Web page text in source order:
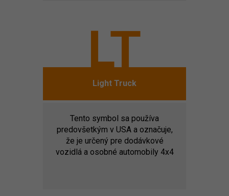
LT
Light Truck
Tento symbol sa používa
predovšetkým v USA a označuje,
že je určený pre dodávkové
vozidlá a osobné automobily 4x4